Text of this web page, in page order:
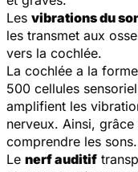
Les vibrations du
les transmet aux
vers la cochlée.
La cochlée a la
500 cellules
amplifient les
nerveux. Ainsi,
comprendre les sons.
Le nerf auditif